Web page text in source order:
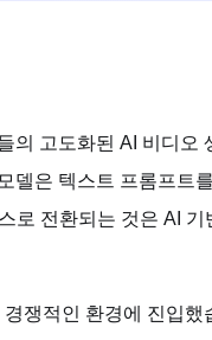
의 고도화된 AI 비디오
델은 텍스트 프롬프트
로 전환되는 것은 AI
쟁적인 환경에 진입했